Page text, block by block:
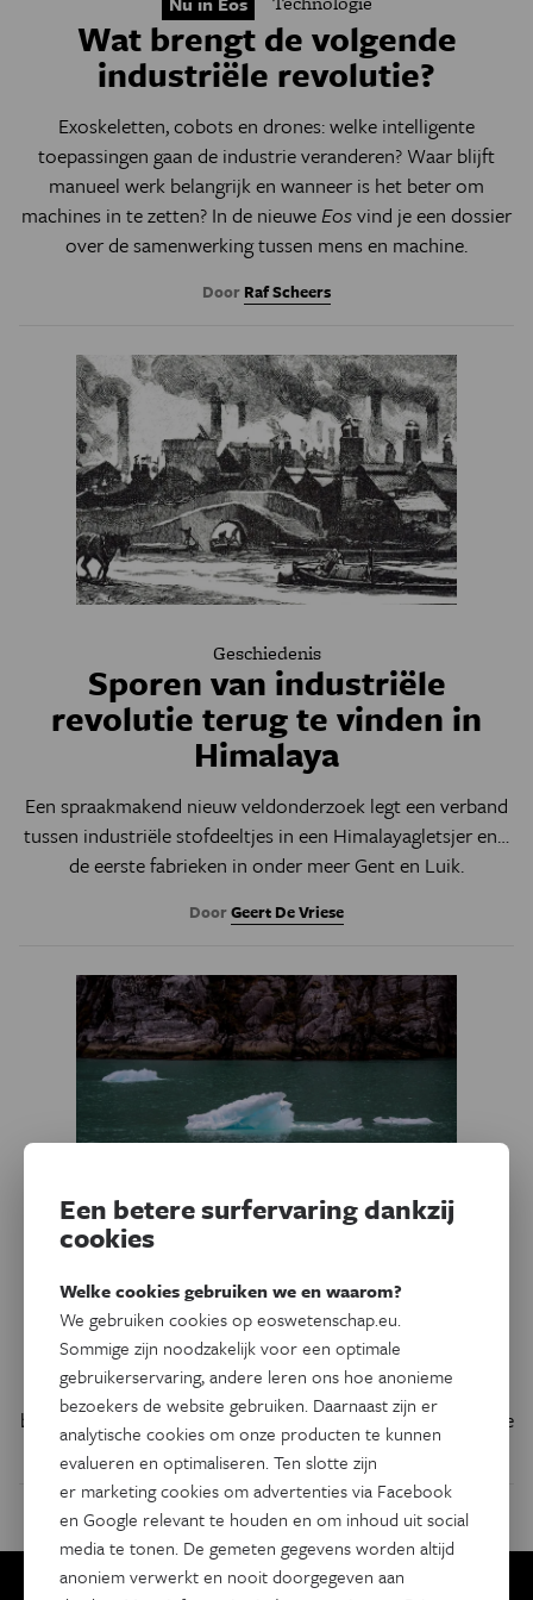
Wat brengt de volgende
industriële revolutie?
Exoskeletten, cobots en drones: welke intelligente
toepassingen gaan de industrie veranderen? Waar blijft
manueel werk belangrijk en wanneer is het beter om
machines in te zetten? In de nieuweEosvind je een dossier
over de samenwerking tussen mens en machine.
Door Raf Scheers
Geschiedenis
Sporen van industriële
revolutie terug te vinden in
Himalaya
Een spraakmakend nieuw veldonderzoek legt een verband
tussen industriële stofdeeltjes in een Himalayagletsjer en…
de eerste fabrieken in onder meer Gent en Luik.
DoorGeert De Vriese
Oceanen warmen
ongelijkmatig op
De opwarming van de zeeën laat zich vooral voelen in de
bovenste waterlagen. In de diepste diepzee is zelfs de kleine
ijstijd nog niet verteerd.
Een betere surfervaring dankzij
cookies
Welke cookies gebruiken we en waarom?
We gebruiken cookies op eoswetenschap.eu.
Sommige zijn noodzakelijk voor een optimale
gebruikerservaring, andere leren ons hoe anonieme
bezoekers de website gebruiken. Daarnaast zijn er
analytische cookies om onze producten te kunnen
evalueren en optimaliseren. Ten slotte zijn
er marketing cookies om advertenties via Facebook
en Google relevant te houden en om inhoud uit social
media te tonen. De gemeten gegevens worden altijd
anoniem verwerkt en nooit doorgegeven aan